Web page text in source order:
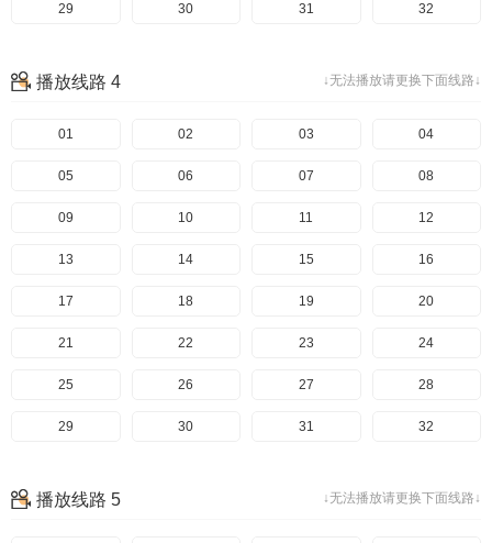
29 30 31 32
↓无法播放请更换下面线路↓
播放线路 4
01 02 03 04
05 06 07 08
09 10 11 12
13 14 15 16
17 18 19 20
21 22 23 24
25 26 27 28
29 30 31 32
↓无法播放请更换下面线路↓
播放线路 5